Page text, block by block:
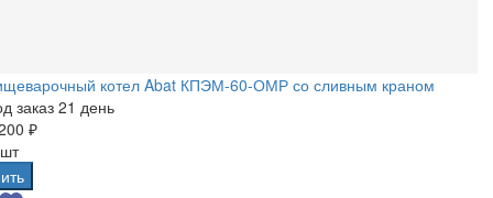
котел Abat КПЭМ-60-ОМР со сливным краном
заказ 21 день
₽